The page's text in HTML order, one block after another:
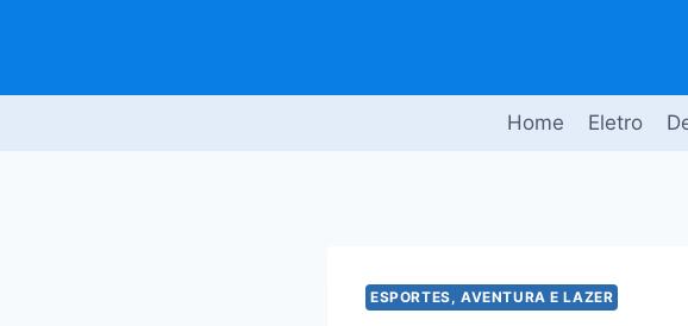
Home Eletro
ESPORTES, AVENTURA E LAZER